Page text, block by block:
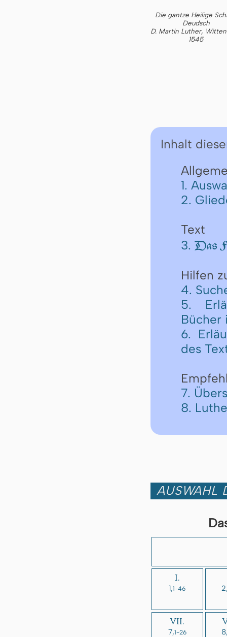
Die gantze Heilige
Deudsch
D. Martin Luther,
1545
Inhalt
1.
2.
Text
3. Das
Hilfen
4.
5.
Bücher
6.
des
7.
8.
AUSWAHL
I.
1,1-46
VII.
7,1-26